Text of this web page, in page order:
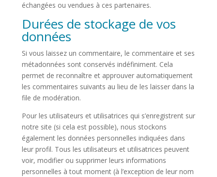
échangées ou vendues à ces partenaires.
Durées de stockage de vos
données
Si vous laissez un commentaire, le commentaire et ses
métadonnées sont conservés indéfiniment. Cela
permet de reconnaître et approuver automatiquement
les commentaires suivants au lieu de les laisser dans la
file de modération.
Pour les utilisateurs et utilisatrices qui s’enregistrent sur
notre site (si cela est possible), nous stockons
également les données personnelles indiquées dans
leur profil. Tous les utilisateurs et utilisatrices peuvent
voir, modifier ou supprimer leurs informations
personnelles à tout moment (à l’exception de leur nom